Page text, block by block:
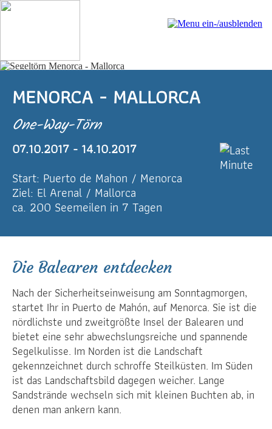
MENORCA - MALLORCA
One-Way-Törn
07.10.2017 - 14.10.2017
Start: Puerto de Mahon / Menorca
Ziel: El Arenal / Mallorca
ca. 200 Seemeilen in 7 Tagen
Die Balearen entdecken
Nach der Sicherheitseinweisung am Sonntagmorgen,
startet Ihr in Puerto de Mahón, auf Menorca. Sie ist die
nördlichste und zweitgrößte Insel der Balearen und
bietet eine sehr abwechslungsreiche und spannende
Segelkulisse. Im Norden ist die Landschaft
gekennzeichnet durch schroffe Steilküsten. Im Süden
ist das Landschaftsbild dagegen weicher. Lange
Sandstrände wechseln sich mit kleinen Buchten ab, in
denen man ankern kann.